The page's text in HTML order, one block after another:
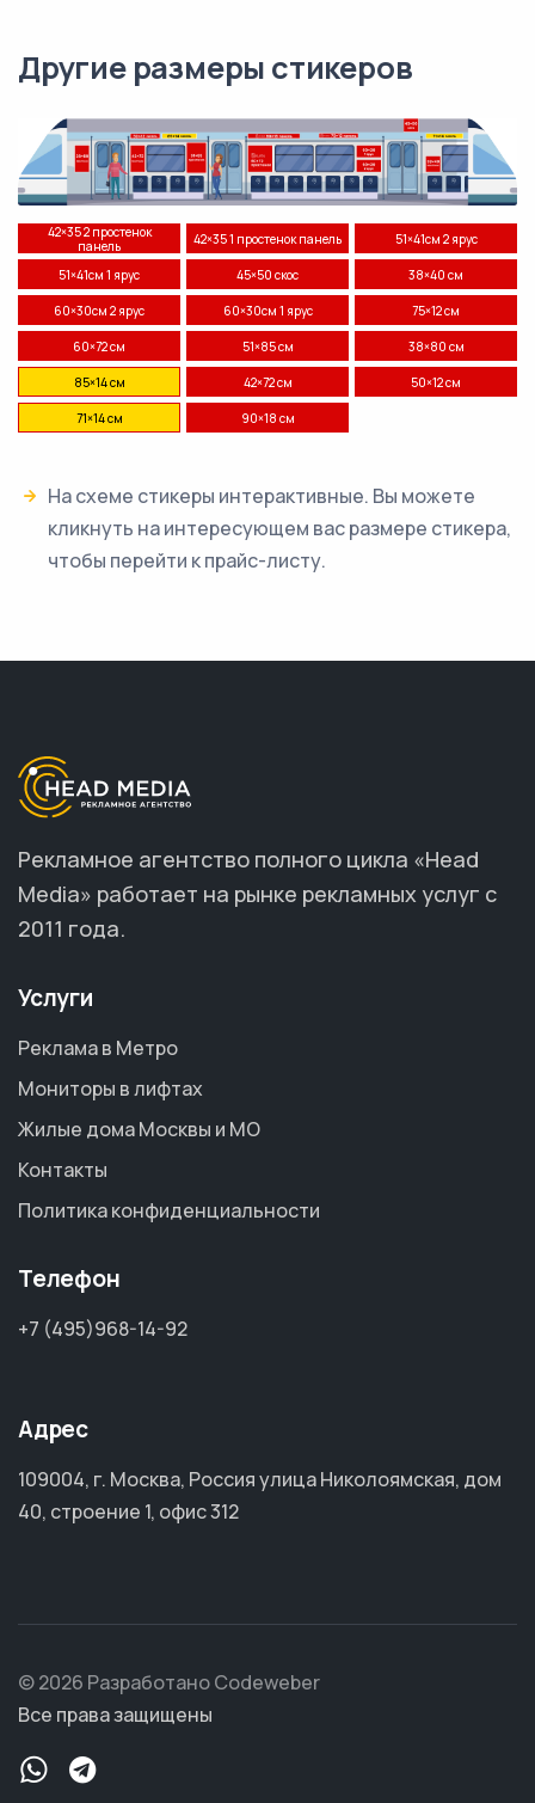
Другие размеры стикеров
42×35 2 простенок
панель
42×35 1 простенок панель 51×41см 2 ярус
51×41см 1 ярус 45×50 скос 38×40 см
60×30см 2 ярус 60×30см 1 ярус 75×12 см
60×72 см 51×85 см 38×80 см
85×14 см 42×72 см 50×12 см
71×14 см 90×18 см
На схеме стикеры интерактивные. Вы можете
кликнуть на интересующем вас размере стикера,
чтобы перейти к прайс-листу.
Рекламное агентство полного цикла «Head
Media» работает на рынке рекламных услуг с
2011 года.
Услуги
Реклама в Метро
Мониторы в лифтах
Жилые дома Москвы и МО
Контакты
Политика конфиденциальности
Телефон
+7 (495)968-14-92
Адрес
109004, г. Москва, Россия улица Николоямская, дом
40, строение 1, офис 312
© 2026 Разработано Codeweber
Все права защищены